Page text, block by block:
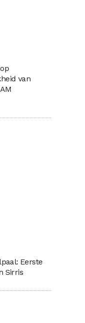
van
Eerste
Sirris